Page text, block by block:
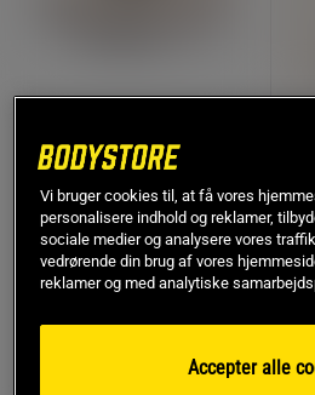
Star High Tops White
4 anmeldelser
Star Wear
479 kr Køb
Star
Vi bruger cookies til, at få vores
personalisere indhold og reklamer,
sociale medier og analysere vores
vedrørende din brug af vores
reklamer og med analytiske
Accepter alle